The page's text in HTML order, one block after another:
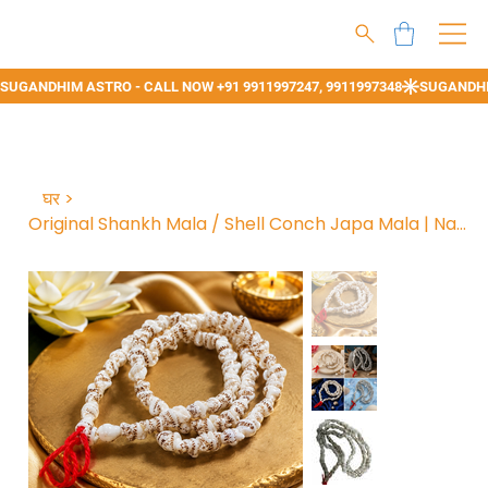
घर >
Original Shankh Mala / Shell Conch Japa Mala | Natural Seashell Turritella Garla